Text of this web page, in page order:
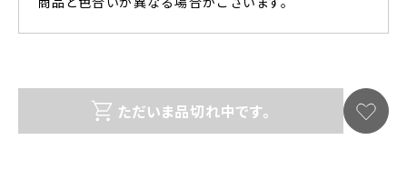
ただいま品切れ中です。